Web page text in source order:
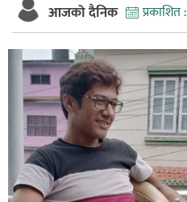
आजको दैनिक प्रकाशित :